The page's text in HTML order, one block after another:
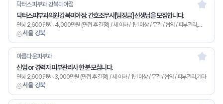
서울 강북
닥터스피부과 강북미아점
닥터스피부과의원 강북미아점: 간호조무사[팀장급] 선생님을 모집합니다.
연봉 2,600만원~4,000만원 (면접 후 결정) / 세 이하 / 1년 이상 / 무관 / 협의 / 피부관리,기타
서울 강북
아름다운피부과
신입 or 경력자 피부관리사 한 분 모십니다.
연봉 2,600만원~3,000만원 (면접 후 결정) / 세 이하 / 1년 이상 / 무관 / 협의 / 피부관리,기타